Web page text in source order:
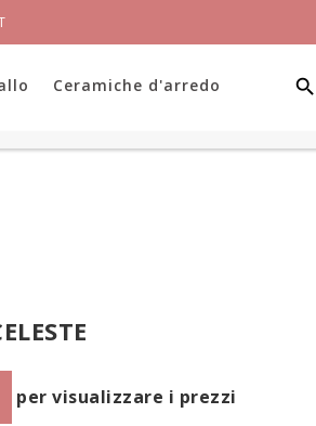
Ceramiche d'arredo
per visualizzare i prezzi